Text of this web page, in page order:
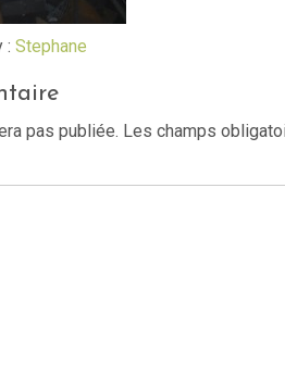
: Stephane
pas publiée. Les champs